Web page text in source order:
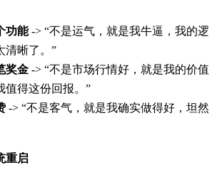
功能-> “不是运气，就是我牛逼，我的逻
清晰了。”
奖金 -> “不是市场行情好，就是我的价值
值得这份回报。”
-> “不是客气，就是我确实做得好，坦然
重启